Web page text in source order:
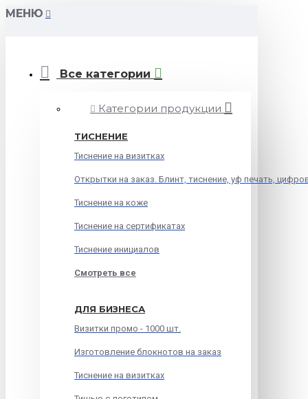
МЕНЮ
Все категории
Категории продукции
ТИСНЕНИЕ
Тиснение на визитках
Открытки на заказ. Блинт, тиснение, уф печать,
Тиснение на коже
Тиснение на сертификатах
Тиснение инициалов
Смотреть все
ДЛЯ БИЗНЕСА
Визитки промо - 1000 шт.
Изготовление блокнотов на заказ
Тиснение на визитках